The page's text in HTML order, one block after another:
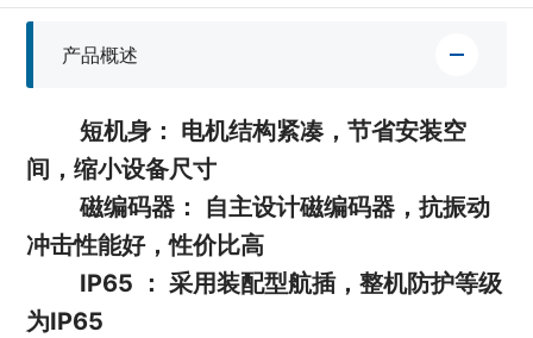
产品概述
短机身： 电机结构紧凑，节省安装空
间，缩小设备尺寸
磁编码器： 自主设计磁编码器，抗振动
冲击性能好，性价比高
IP65 ： 采用装配型航插，整机防护等级
为IP65